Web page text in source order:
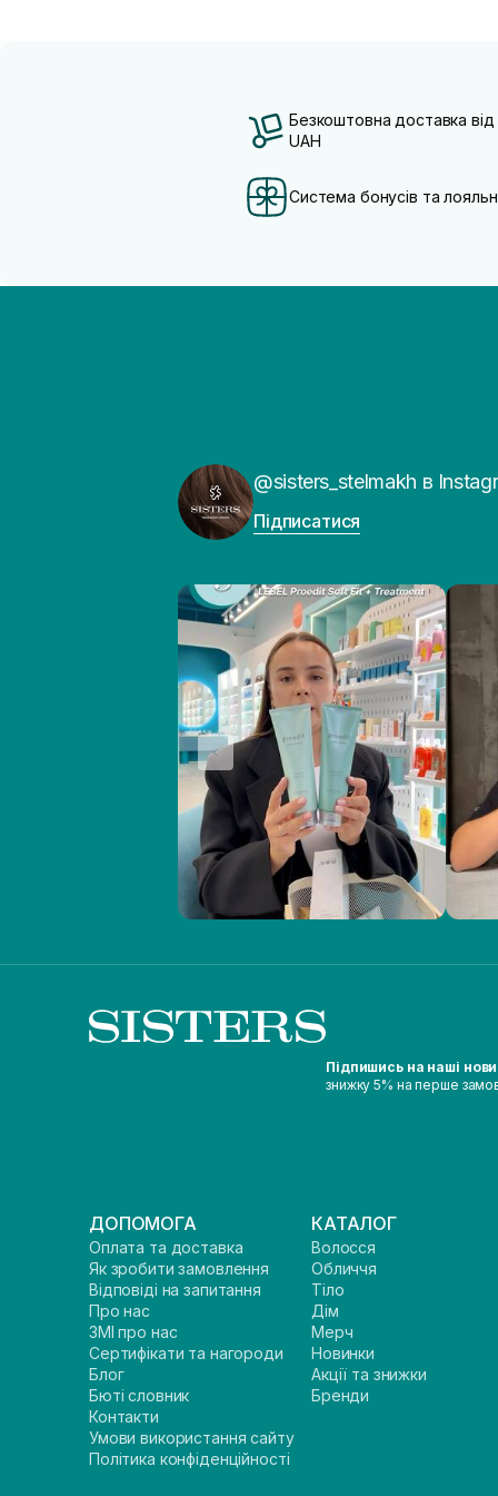
Безкоштовна доставка
UAH
Система бонусів та
@sisters_stelmakh в
Підписатися
Підпишись на наші
знижку 5% на перше
ДОПОМОГА
Оплата та доставка
Як зробити замовлення
Відповіді на запитання
Про нас
ЗМІ про нас
Сертифікати та нагороди
Блог
Бюті словник
Контакти
Умови використання сайту
Політика конфіденційності
КАТАЛОГ
Волосся
Обличчя
Тіло
Дім
Мерч
Новинки
Акції та знижки
Бренди